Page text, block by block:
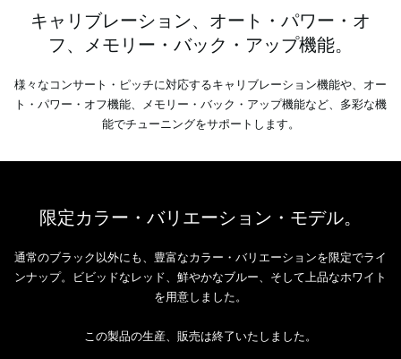
キャリブレーション、オート・パワー・オ
フ、メモリー・バック・アップ機能。
様々なコンサート・ピッチに対応するキャリブレーション機能や、オー
ト・パワー・オフ機能、メモリー・バック・アップ機能など、多彩な機
能でチューニングをサポートします。
限定カラー・バリエーション・モデル。
通常のブラック以外にも、豊富なカラー・バリエーションを限定でライ
ンナップ。ビビッドなレッド、鮮やかなブルー、そして上品なホワイト
を用意しました。
この製品の生産、販売は終了いたしました。